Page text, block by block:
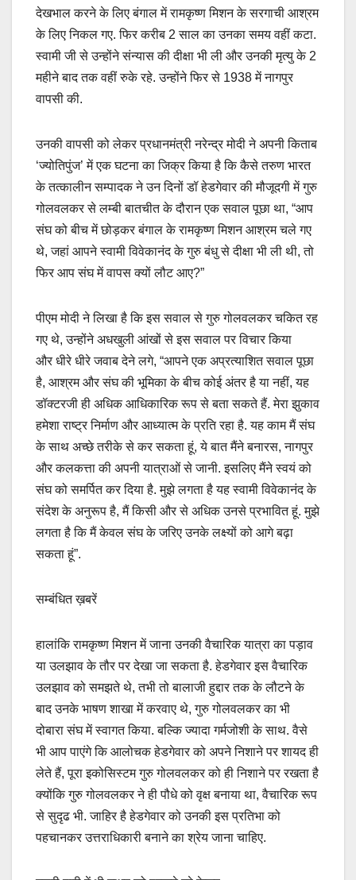
देखभाल करने के लिए बंगाल में रामकृष्ण मिशन के सरगाची आश्रम
के लिए निकल गए. फिर करीब 2 साल का उनका समय वहीं कटा.
स्वामी जी से उन्होंने संन्यास की दीक्षा भी ली और उनकी मृत्यु के 2
महीने बाद तक वहीं रुके रहे. उन्होंने फिर से 1938 में नागपुर
वापसी की.
उनकी वापसी को लेकर प्रधानमंत्री नरेन्द्र मोदी ने अपनी किताब
‘ज्योतिपुंज’ में एक घटना का जिक्र किया है कि कैसे तरुण भारत
के तत्कालीन सम्पादक ने उन दिनों डॉ हेडगेवार की मौजूदगी में गुरु
गोलवलकर से लम्बी बातचीत के दौरान एक सवाल पूछा था, “आप
संघ को बीच में छोड़कर बंगाल के रामकृष्ण मिशन आश्रम चले गए
थे, जहां आपने स्वामी विवेकानंद के गुरु बंधु से दीक्षा भी ली थी, तो
फिर आप संघ में वापस क्यों लौट आए?”
पीएम मोदी ने लिखा है कि इस सवाल से गुरु गोलवलकर चकित रह
गए थे, उन्होंने अधखुली आंखों से इस सवाल पर विचार किया
और धीरे धीरे जवाब देने लगे, “आपने एक अप्रत्याशित सवाल पूछा
है, आश्रम और संघ की भूमिका के बीच कोई अंतर है या नहीं, यह
डॉक्टरजी ही अधिक आधिकारिक रूप से बता सकते हैं. मेरा झुकाव
हमेशा राष्ट्र निर्माण और आध्यात्म के प्रति रहा है. यह काम मैं संघ
के साथ अच्छे तरीके से कर सकता हूं, ये बात मैंने बनारस, नागपुर
और कलकत्ता की अपनी यात्राओं से जानी. इसलिए मैंने स्वयं को
संघ को समर्पित कर दिया है. मुझे लगता है यह स्वामी विवेकानंद के
संदेश के अनुरूप है, मैं किसी और से अधिक उनसे प्रभावित हूं. मुझे
लगता है कि मैं केवल संघ के जरिए उनके लक्ष्यों को आगे बढ़ा
सकता हूं”.
सम्बंधित ख़बरें
हालांकि रामकृष्ण मिशन में जाना उनकी वैचारिक यात्रा का पड़ाव
या उलझाव के तौर पर देखा जा सकता है. हेडगेवार इस वैचारिक
उलझाव को समझते थे, तभी तो बालाजी हुद्दार तक के लौटने के
बाद उनके भाषण शाखा में करवाए थे, गुरु गोलवलकर का भी
दोबारा संघ में स्वागत किया. बल्कि ज्यादा गर्मजोशी के साथ. वैसे
भी आप पाएंगे कि आलोचक हेडगेवार को अपने निशाने पर शायद ही
लेते हैं, पूरा इकोसिस्टम गुरु गोलवलकर को ही निशाने पर रखता है
क्योंकि गुरु गोलवलकर ने ही पौधे को वृक्ष बनाया था, वैचारिक रूप
से सुदृढ भी. जाहिर है हेडगेवार को उनकी इस प्रतिभा को
पहचानकर उत्तराधिकारी बनाने का श्रेय जाना चाहिए.